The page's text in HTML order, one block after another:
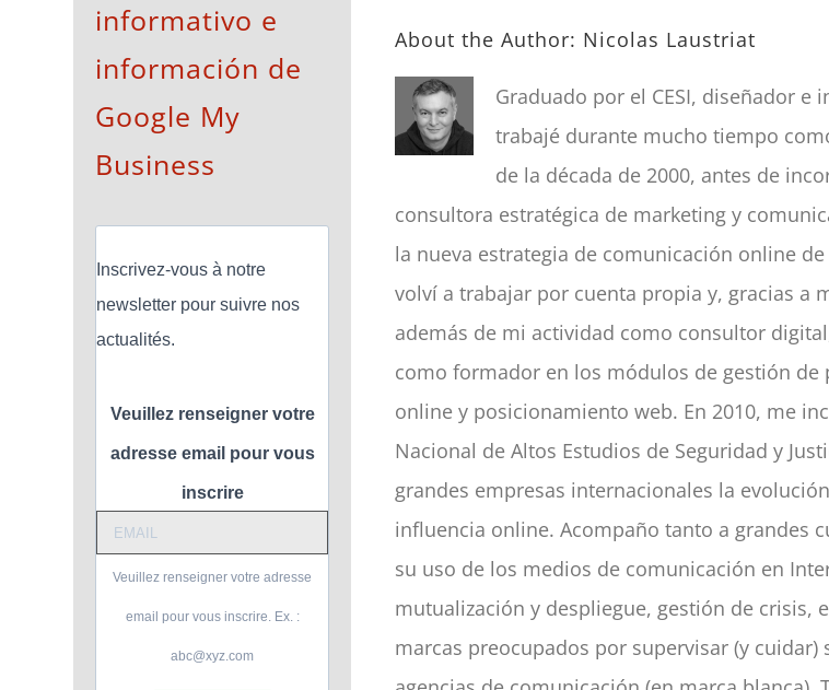
About the Author: Nicolas Laustriat
Graduado por el CESI, diseñador e
trabajé durante mucho tiempo
de la década de 2000, antes de
consultora estratégica de marketing y
la nueva estrategia de comunicación online de
volví a trabajar por cuenta propia y, gracias a
además de mi actividad como consultor
como formador en los módulos de gestión de
online y posicionamiento web. En 2010, me
Nacional de Altos Estudios de Seguridad y
grandes empresas internacionales la
influencia online. Acompaño tanto a grandes
su uso de los medios de comunicación en
mutualización y despliegue, gestión de crisis,
marcas preocupados por supervisar (y
informativo e
información de
Google My
Business
Inscrivez-vous à notre
newsletter pour suivre nos
actualités.
Veuillez renseigner votre
adresse email pour vous
inscrire
Veuillez renseigner votre adresse
email pour vous inscrire. Ex. :
abc@xyz.com